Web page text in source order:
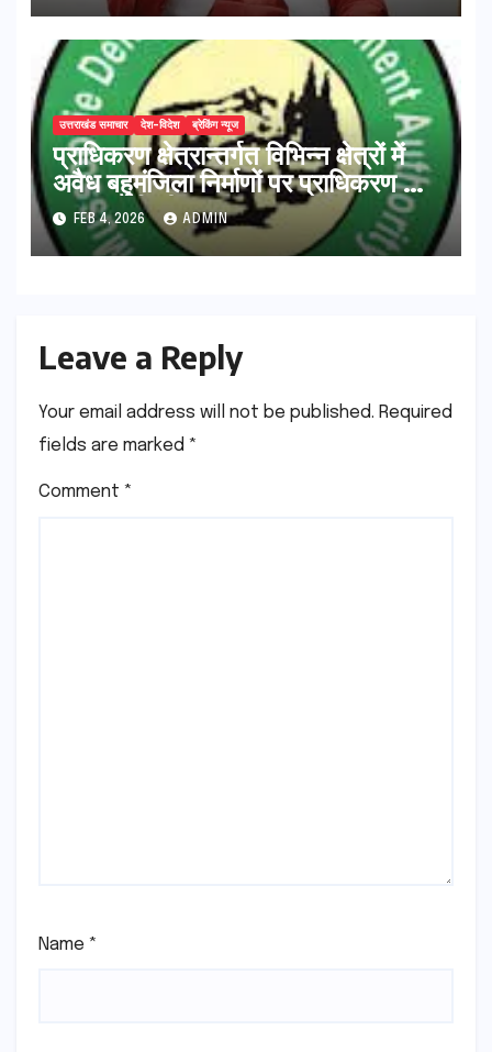
उत्तराखंड समाचार देश-विदेश ब्रेकिंग न्यूज
प्राधिकरण क्षेत्रान्तर्गत विभिन्न क्षेत्रों में
अवैध बहुमंजिला निर्माणों पर प्राधिकरण की
सख़्त कार्रवाई
FEB 4, 2026 ADMIN
Leave a Reply
Your email address will not be published. Required
fields are marked *
Comment *
Name *